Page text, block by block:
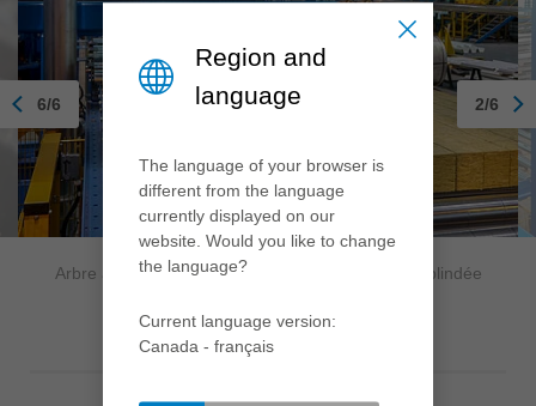
Arbre avec lame de scie avec poches à copeaux blindée
6/6 2/6
Region and
language
The language of your browser is
different from the language
currently displayed on our
website. Would you like to change
the language?
Current language version:
Canada - français